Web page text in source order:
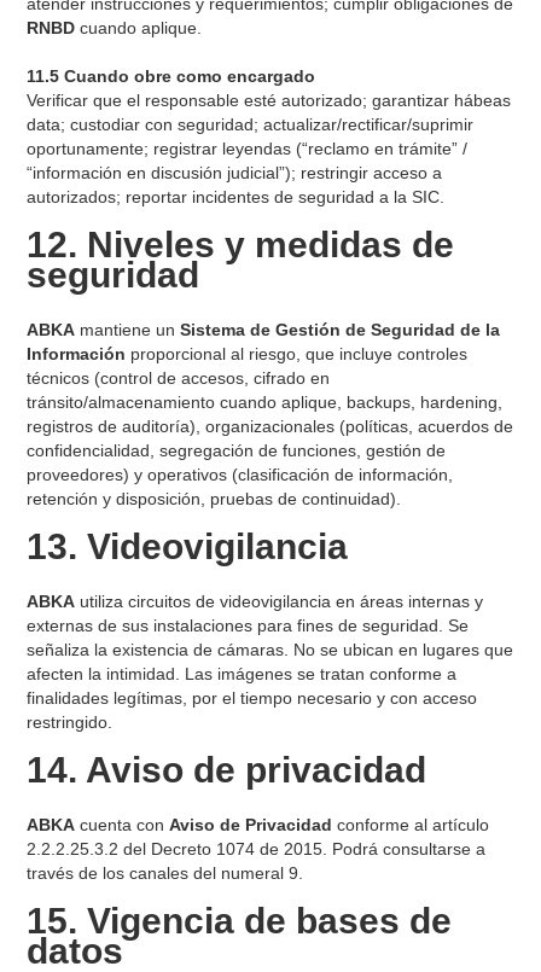
RNBD cuando aplique.
11.5 Cuando obre como encargado
Verificar que el responsable esté autorizado; garantizar hábeas
data; custodiar con seguridad; actualizar/rectificar/suprimir
oportunamente; registrar leyendas (“reclamo en trámite” /
“información en discusión judicial”); restringir acceso a
autorizados; reportar incidentes de seguridad a la SIC.
12. Niveles y medidas de
seguridad
ABKA mantiene unSistema de Gestión de Seguridad de la
Información proporcional al riesgo, que incluye controles
técnicos (control de accesos, cifrado en
tránsito/almacenamiento cuando aplique, backups, hardening,
registros de auditoría), organizacionales (políticas, acuerdos de
confidencialidad, segregación de funciones, gestión de
proveedores) y operativos (clasificación de información,
retención y disposición, pruebas de continuidad).
13. Videovigilancia
ABKA utiliza circuitos de videovigilancia en áreas internas y
externas de sus instalaciones para fines de seguridad. Se
señaliza la existencia de cámaras. No se ubican en lugares que
afecten la intimidad. Las imágenes se tratan conforme a
finalidades legítimas, por el tiempo necesario y con acceso
restringido.
14. Aviso de privacidad
ABKA cuenta conAviso de Privacidad conforme al artículo
2.2.2.25.3.2 del Decreto 1074 de 2015. Podrá consultarse a
través de los canales del numeral 9.
15. Vigencia de bases de
datos